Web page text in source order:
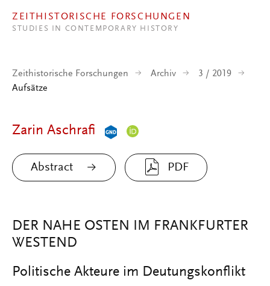
ZEITHISTORISCHE FORSCHUNGEN
STUDIES IN CONTEMPORARY HISTORY
Zeithistorische Forschungen Archiv
3 / 2019
Aufsätze
Zarin Aschrafi
Abstract PDF
DER NAHE OSTEN IM FRANKFURTER
WESTEND
Politische Akteure im Deutungskonflikt